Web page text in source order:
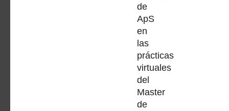
de
ApS
en
las
prácticas
virtuales
del
Master
de